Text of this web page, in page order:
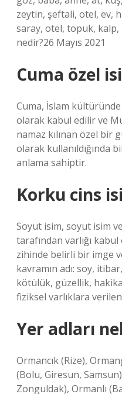
zeytin, şeftali, otel, ev,
saray, otel, topuk, kalp,
nedir?26 Mayıs 2021
Cuma özel
Cuma, İslam
olarak kabul edilir ve
namaz kılınan özel bir
olarak kullanıldığında
anlama sahiptir.
Korku cins
Soyut isim, soyut isim
tarafından varlığı
zihinde belirli bir imge
kavramın adı: soy,
kötülük, güzellik,
fiziksel varlıklara
Yer adları
Ormancık (Rize),
(Bolu, Giresun,
Zonguldak), Ormanlı